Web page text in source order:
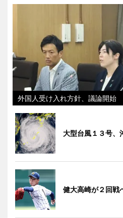
外国人受け入れ方針、議論開始
大型台風１３号、
健大高崎が２回